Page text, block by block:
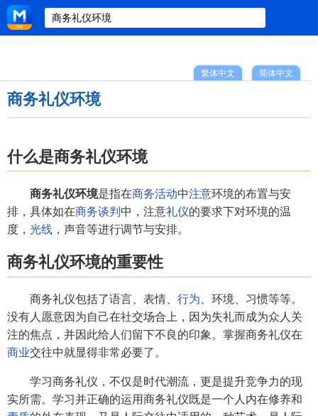
简体中文
繁体中文
商务礼仪环境
什么是商务礼仪环境
商务礼仪环境是指在商务活动中注意环境的布置与安
排，具体如在商务谈判 中，注意礼仪的要求下对环境的温
度， 光线 ，声音等进行调节与安排。
商务礼仪环境的重要性
商务礼仪包括了语言、表情、 行为 、环境、习惯等等。
没有人愿意因为自己在社交场合上，因为失礼而成为众人关
注的焦点，并因此给人们留下不良的印象。掌握商务礼仪在
商业交往中就显得非常必要了。
学习商务礼仪，不仅是时代潮流，更是提升竞争力的现
实所需。学习并正确的运用商务礼仪既是一个人内在修养和